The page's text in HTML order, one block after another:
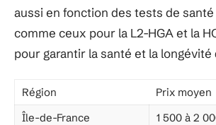
aussi en fonction des tests de
comme ceux pour la L2-HGA et la
pour garantir la santé et la longévité
Région
Prix moyen
Île-de-France
1 500 à 2